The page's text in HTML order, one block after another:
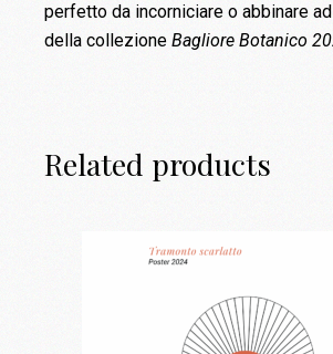
perfetto da incorniciare o abbinare
della collezioneBagliore Botanico
Related products